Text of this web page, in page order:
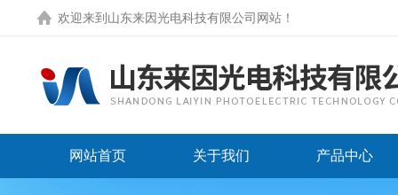
欢迎来到 山东来因光电科技有限公司网站 ！
网站首页 关于我们 产品中心